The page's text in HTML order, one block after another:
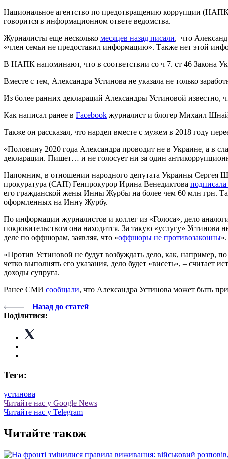
Национальное агентство по предотвращению коррупции
говорится в информационном ответе ведомства.
Журналисты еще несколько месяцев назад писали, что
«член семьи не предоставил информацию». Также нет этой
В НАПК напоминают, что в соответствии со ч 7. ст 46 Закона
Вместе с тем, Александра Устинова не указала не только
Из более ранних деклараций Александры Устиновой известно,
Как написал ранее в Facebook журналист и блогер Михаил
Также он рассказал, что нардеп вместе с мужем в 2018 году
«Половину 2020 года Александра проводит не в Украине, а в
декларации. Пишет… и не голосует ни за один
Напомним, в отношении народного депутата Украины Сергея
прокуратура (САП) Генпрокурор Ирина Венедиктова
его гражданской жены Инны Журбы на более чем 60 млн грн.
оформленных на Инну Журбу.
По информации журналистов и коллег из «Голоса», дело
покровительством она находится. За такую «услугу» Устинова
деле по оффшорам, заявляя, что «оффшоры не противозаконны».
«Против Устиновой не будут возбуждать дело, как, например,
четко выполнять его указания, дело будет «висеть», – считает
доходы супруга.
Ранее СМИ сообщали, что Александра Устинова может быть
Назад до статей
Поділитися:
Теги:
устинова
Читайте нас у Google News
Читайте нас у Telegram
Читайте також